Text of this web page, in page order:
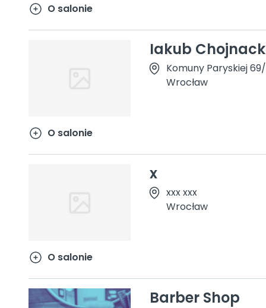
O salonie
Iakub
Komuny Paryskiej
Wrocław
O salonie
x
xxx xxx
Wrocław
O salonie
Barber Shop